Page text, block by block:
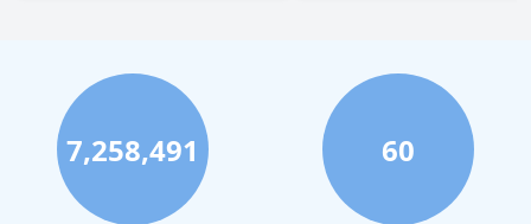
7,258,491 60